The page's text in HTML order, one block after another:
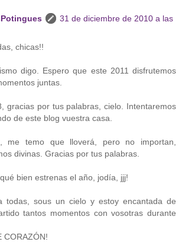
31 de diciembre de 2010 a las
chicas!!
digo. Espero que este 2011 disfrutemos
juntas.
gracias por tus palabras, cielo. Intentaremos
de este blog vuestra casa.
me temo que lloverá, pero no importan,
divinas. Gracias por tus palabras.
bien estrenas el año, jodía, jjj!
todas, sous un cielo y estoy encantada de
tantos momentos con vosotras durante
CORAZÓN!